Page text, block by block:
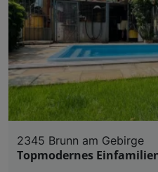
2345 Brunn am Gebirge
Topmodernes